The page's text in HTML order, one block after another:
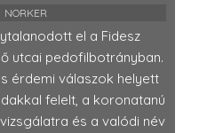
NORKER
el a Fidesz
utcai pedofilbotrányban.
érdemi válaszok helyett
felelt, a koronatanú
és a valódi név